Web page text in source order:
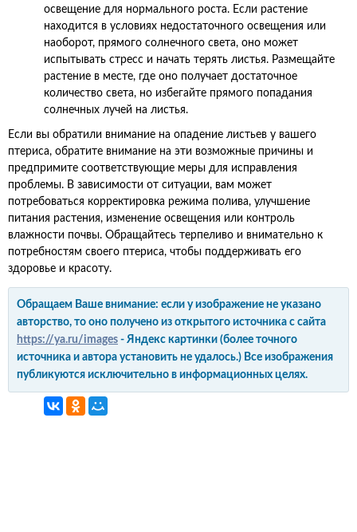
освещение для нормального роста. Если растение
находится в условиях недостаточного освещения или
наоборот, прямого солнечного света, оно может
испытывать стресс и начать терять листья. Размещайте
растение в месте, где оно получает достаточное
количество света, но избегайте прямого попадания
солнечных лучей на листья.
Если вы обратили внимание на опадение листьев у вашего
птериса, обратите внимание на эти возможные причины и
предпримите соответствующие меры для исправления
проблемы. В зависимости от ситуации, вам может
потребоваться корректировка режима полива, улучшение
питания растения, изменение освещения или контроль
влажности почвы. Обращайтесь терпеливо и внимательно к
потребностям своего птериса, чтобы поддерживать его
здоровье и красоту.
Обращаем Ваше внимание: если у изображение не указано
авторство, то оно получено из открытого источника с сайта
https://ya.ru/images - Яндекс картинки (более точного
источника и автора установить не удалось.) Все изображения
публикуются исключительно в информационных целях.